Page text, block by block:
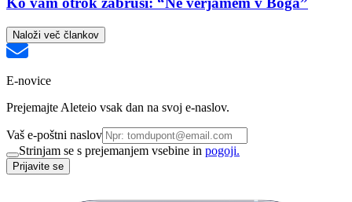
Naloži več člankov
E-novice
Prejemajte Aleteio vsak dan na svoj e-naslov.
Vaš e-poštni naslov
Strinjam se s prejemanjem vsebine in pogoji.
Prijavite se